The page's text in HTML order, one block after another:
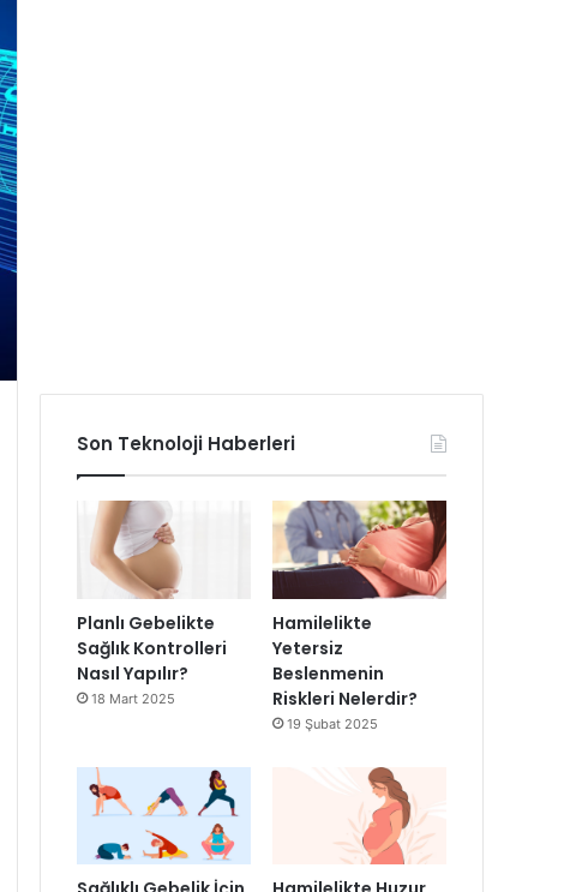
Son Teknoloji Haberleri
Planlı Gebelikte
Sağlık Kontrolleri
Nasıl Yapılır?
18 Mart 2025
Hamilelikte
Yetersiz
Beslenmenin
Riskleri Nelerdir?
19 Şubat 2025